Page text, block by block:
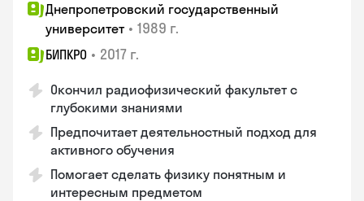
Днепропетровский государственный
университет • 1989 г.
БИПКРО • 2017 г.
Окончил радиофизический факультет с
глубокими знаниями
Предпочитает деятельностный подход для
активного обучения
Помогает сделать физику понятным и
интересным предметом